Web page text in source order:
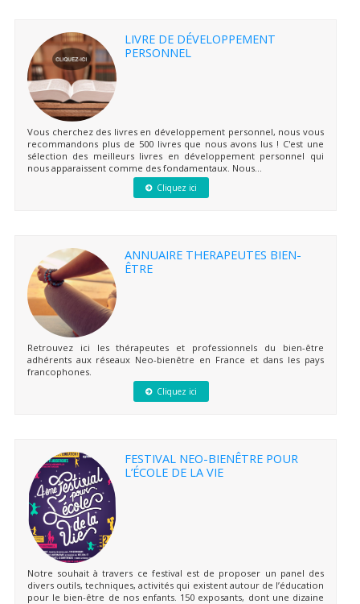
LIVRE DE DÉVELOPPEMENT
PERSONNEL
Vous cherchez des livres en développement personnel, nous vous
recommandons plus de 500 livres que nous avons lus ! C'est une
sélection des meilleurs livres en développement personnel qui
nous apparaissent comme des fondamentaux. Nous...
Cliquez ici
ANNUAIRE THERAPEUTES BIEN-
ÊTRE
Retrouvez ici les thérapeutes et professionnels du bien-être
adhérents aux réseaux Neo-bienêtre en France et dans les pays
francophones.
Cliquez ici
FESTIVAL NEO-BIENÊTRE POUR
L’ÉCOLE DE LA VIE
Notre souhait à travers ce festival est de proposer un panel des
divers outils, techniques, activités qui existent autour de l’éducation
pour le bien-être de nos enfants. 150 exposants, dont une dizaine